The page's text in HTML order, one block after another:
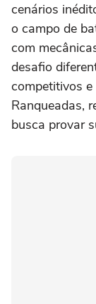
cenários
o campo de
com
desafio
competitivos
Ranqueadas,
busca provar